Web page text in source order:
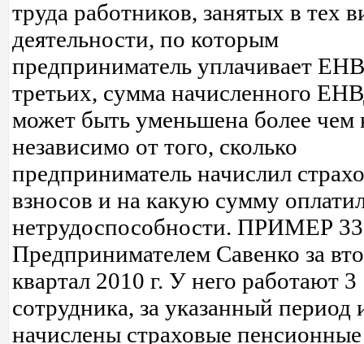
труда работников, занятых в тех
деятельности, по которым
предприниматель уплачивает
третьих, сумма начисленного
может быть уменьшена более чем
независимо от того, сколько
предприниматель начислил
взносов и на какую сумму
нетрудоспособности. ПРИМЕР 33
Предпринимателем Савенко за
квартал 2010 г. У него работают 3
сотрудника, за указанный
начислены страховые